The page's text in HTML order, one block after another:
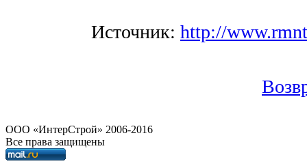
Источник: http://
OOO «ИнтерСтрой» 2006-2016
Все права защищены